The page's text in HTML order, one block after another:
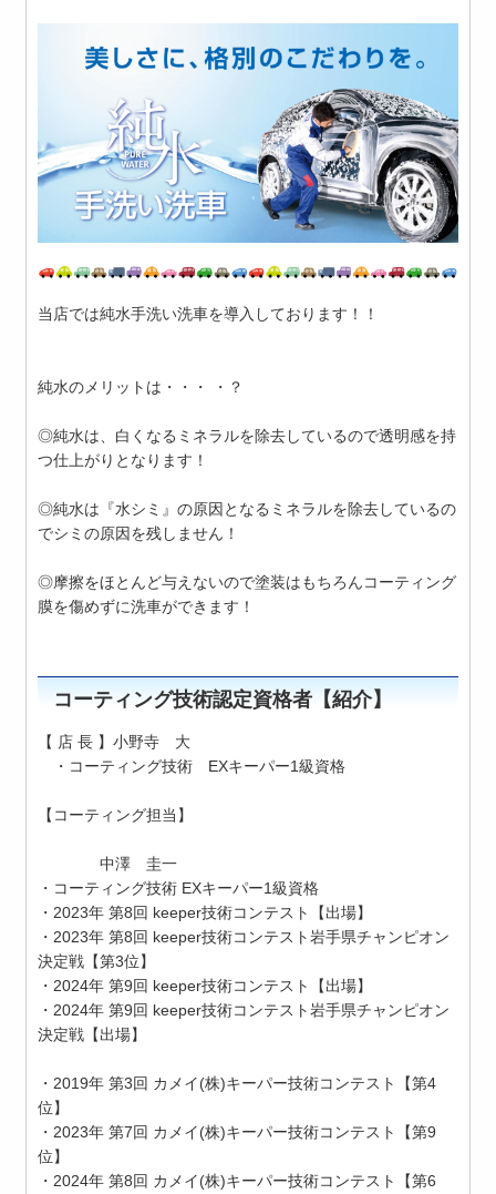
当店では純水手洗い洗車を導入しております！！
純水のメリットは・・・ ・？
◎純水は、白くなるミネラルを除去しているので透明感を持
つ仕上がりとなります！
◎純水は『水シミ』の原因となるミネラルを除去しているの
でシミの原因を残しません！
◎摩擦をほとんど与えないので塗装はもちろんコーティング
膜を傷めずに洗車ができます！
コーティング技術認定資格者【紹介】
【 店 長 】小野寺 大
・コーティング技術 EXキーパー1級資格
【コーティング担当】
中澤 圭一
・コーティング技術 EXキーパー1級資格
・2023年 第8回 keeper技術コンテスト【出場】
・2023年 第8回 keeper技術コンテスト岩手県チャンピオン
決定戦【第3位】
・2024年 第9回 keeper技術コンテスト【出場】
・2024年 第9回 keeper技術コンテスト岩手県チャンピオン
決定戦【出場】
・2019年 第3回 カメイ(株)キーパー技術コンテスト【第4
位】
・2023年 第7回 カメイ(株)キーパー技術コンテスト【第9
位】
・2024年 第8回 カメイ(株)キーパー技術コンテスト【第6